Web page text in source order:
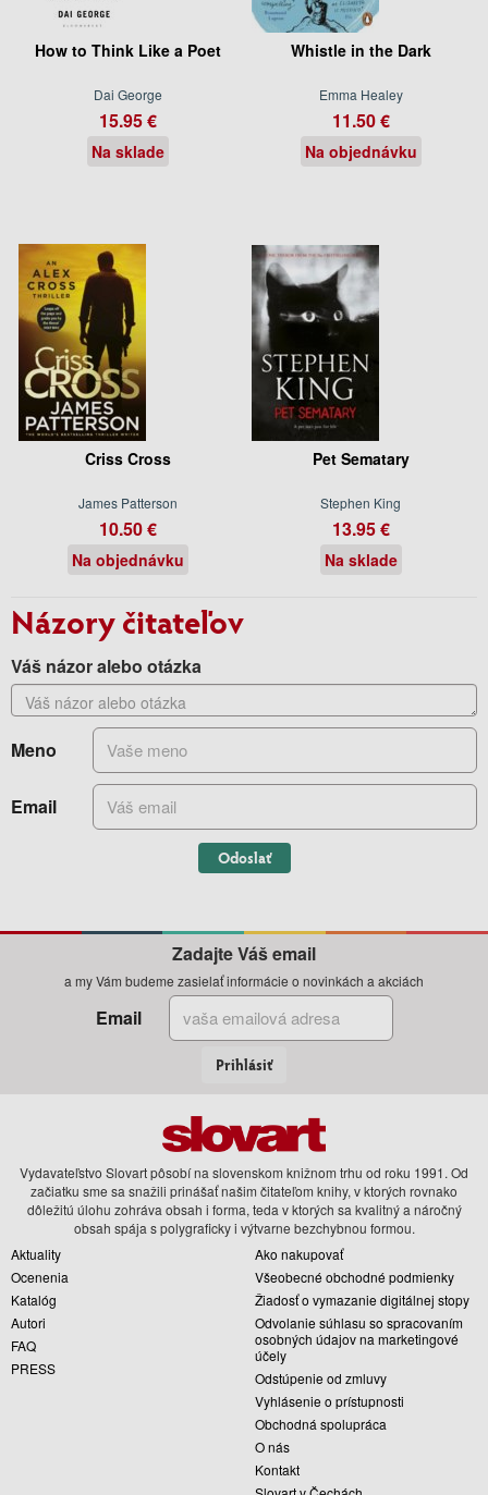
How to Think Like a Poet
Dai George
15.95 €
Na sklade
Whistle in the Dark
Emma Healey
11.50 €
Na objednávku
Criss Cross
James Patterson
10.50 €
Na objednávku
Pet Sematary
Stephen King
13.95 €
Na sklade
Názory čitateľov
Váš názor alebo otázka
Meno
Email
Odoslať
Zadajte Váš email
a my Vám budeme zasielať informácie o novinkách a akciách
Email
Prihlásiť
Vydavateľstvo Slovart pôsobí na slovenskom knižnom trhu od roku 1991. Od
začiatku sme sa snažili prinášať našim čitateľom knihy, v ktorých rovnako
dôležitú úlohu zohráva obsah i forma, teda v ktorých sa kvalitný a náročný
obsah spája s polygraficky i výtvarne bezchybnou formou.
Aktuality
Ocenenia
Katalóg
Autori
FAQ
PRESS
Ako nakupovať
Všeobecné obchodné podmienky
Žiadosť o vymazanie digitálnej stopy
Odvolanie súhlasu so spracovaním
osobných údajov na marketingové
účely
Odstúpenie od zmluvy
Vyhlásenie o prístupnosti
Obchodná spolupráca
O nás
Kontakt